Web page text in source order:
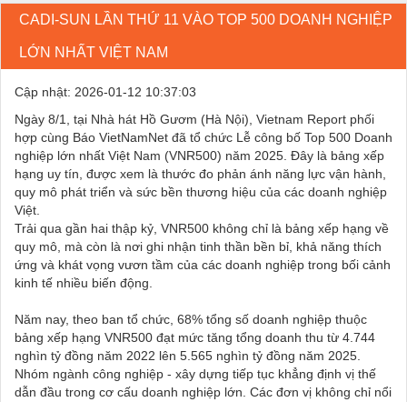
CADI-SUN LẦN THỨ 11 VÀO TOP 500 DOANH NGHIỆP
LỚN NHẤT VIỆT NAM
Cập nhật: 2026-01-12 10:37:03
Ngày 8/1, tại Nhà hát Hồ Gươm (Hà Nội), Vietnam Report phối
hợp cùng Báo VietNamNet đã tổ chức Lễ công bố Top 500 Doanh
nghiệp lớn nhất Việt Nam (VNR500) năm 2025. Đây là bảng xếp
hạng uy tín, được xem là thước đo phản ánh năng lực vận hành,
quy mô phát triển và sức bền thương hiệu của các doanh nghiệp
Việt.
Trải qua gần hai thập kỷ, VNR500 không chỉ là bảng xếp hạng về
quy mô, mà còn là nơi ghi nhận tinh thần bền bỉ, khả năng thích
ứng và khát vọng vươn tầm của các doanh nghiệp trong bối cảnh
kinh tế nhiều biến động.
Năm nay, theo ban tổ chức, 68% tổng số doanh nghiệp thuộc
bảng xếp hạng VNR500 đạt mức tăng tổng doanh thu từ 4.744
nghìn tỷ đồng năm 2022 lên 5.565 nghìn tỷ đồng năm 2025.
Nhóm ngành công nghiệp - xây dựng tiếp tục khẳng định vị thế
dẫn đầu trong cơ cấu doanh nghiệp lớn. Các đơn vị không chỉ nổi